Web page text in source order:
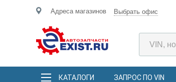
Адреса магазинов Выбрать офис
КАТАЛОГИ ЗАПРОС ПО VIN